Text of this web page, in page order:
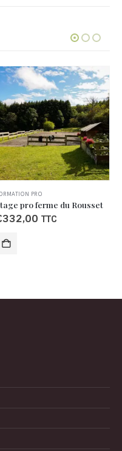
FORMATION PRO
€1.835,00 TTC